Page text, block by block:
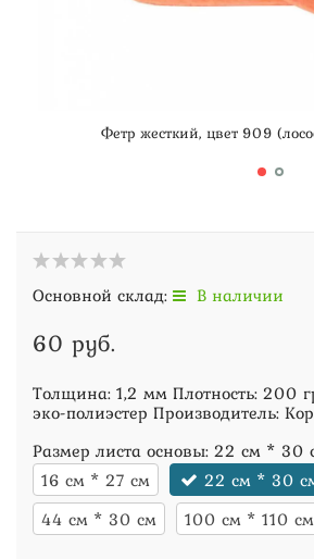
Фетр жесткий, цвет 909
Основной склад: В наличии
60 руб.
Толщина: 1,2 мм Плотность: 200
эко-полиэстер Производитель:
Размер листа основы: 22 см * 30
16 см * 27 см
22 см * 30
44 см * 30 см
100 см * 110 см